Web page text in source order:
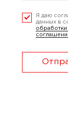
Я даю
данных в